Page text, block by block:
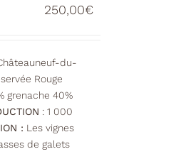
250,00€
du-
Rouge
grenache 40%
: 1 000
: Les vignes
de galets